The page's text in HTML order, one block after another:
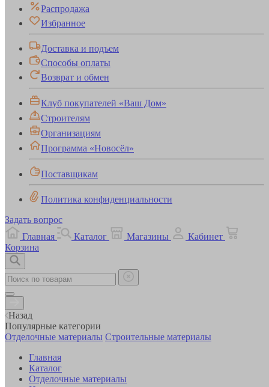
Распродажа
Избранное
Доставка и подъем
Способы оплаты
Возврат и обмен
Клуб покупателей «Ваш Дом»
Строителям
Организациям
Программа «Новосёл»
Поставщикам
Политика конфиденциальности
Задать вопрос
Главная
Каталог Магазины
Кабинет
Корзина
Назад
Популярные категории
Отделочные материалы Строительные материалы
Главная
Каталог
Отделочные материалы